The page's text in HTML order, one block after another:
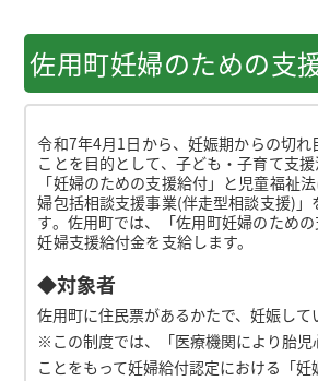
佐用町妊婦のための支
令和7年4月1日から、妊娠期からの切れ
ことを目的として、子ども・子育て支
「妊婦のための支援給付」と児童福祉
婦包括相談支援事業(伴走型相談支援)」
す。佐用町では、「佐用町妊婦のため
妊婦支援給付金を支給します。
◆対象者
佐用町に住民票があるかたで、妊娠して
※この制度では、「医療機関により胎児
ことをもって妊婦給付認定における「妊